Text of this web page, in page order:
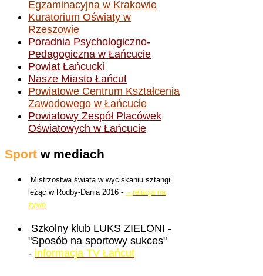
Egzaminacyjna w Krakowie
Kuratorium Oświaty w
Rzeszowie
Poradnia Psychologiczno-
Pedagogiczna w Łańcucie
Powiat Łańcucki
Nasze Miasto Łańcut
Powiatowe Centrum Kształcenia
Zawodowego w Łańcucie
Powiatowy Zespół Placówek
Oświatowych w Łańcucie
Sport w mediach
Mistrzostwa świata w wyciskaniu sztangi
leżąc w Rodby-Dania 2016 - - relacja na
żywo
Szkolny klub LUKS ZIELONI -
"Sposób na sportowy sukces"
- informacja TV Łańcut